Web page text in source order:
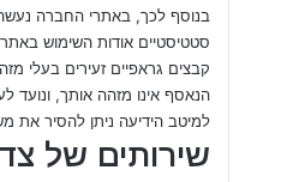
סטטיסטיים אודות השימוש
קבצים גראפיים זעירים בעלי
הנאסף אינו מזהה אותך, ונועד
למיטב הידיעה ניתן להסיר את
שירותים של